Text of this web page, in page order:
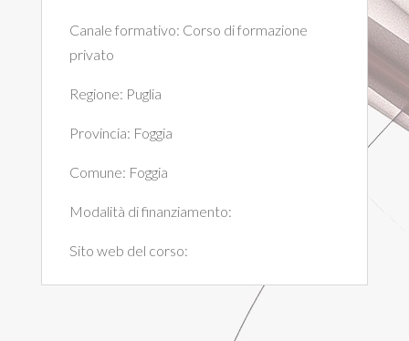
Canale formativo: Corso di formazione
privato
Regione: Puglia
Provincia: Foggia
Comune: Foggia
Modalità di finanziamento:
Sito web del corso: